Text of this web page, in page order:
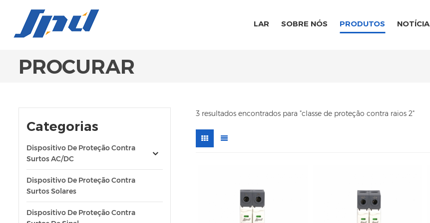
LAR SOBRE NÓS PRODUTOS NOTÍCIA
PROCURAR
Categorias
Dispositivo De Proteção Contra
Surtos AC/DC
Dispositivo De Proteção Contra
Surtos Solares
Dispositivo De Proteção Contra
3 resultados encontrados para "classe de proteção contra raios 2"